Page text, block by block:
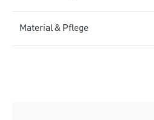
Material & Pflege